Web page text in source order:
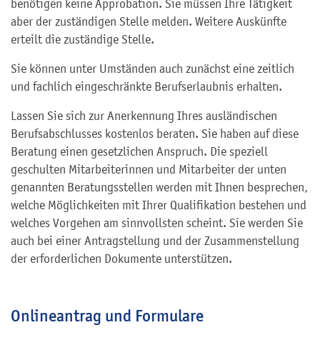
benötigen keine Approbation. Sie müssen Ihre Tätigkeit
aber der zuständigen Stelle melden. Weitere Auskünfte
erteilt die zuständige Stelle.
Sie können unter Umständen auch zunächst eine zeitlich
und fachlich eingeschränkte Berufserlaubnis erhalten.
Lassen Sie sich zur Anerkennung Ihres ausländischen
Berufsabschlusses kostenlos beraten. Sie haben auf diese
Beratung einen gesetzlichen Anspruch. Die speziell
geschulten Mitarbeiterinnen und Mitarbeiter der unten
genannten Beratungsstellen werden mit Ihnen besprechen,
welche Möglichkeiten mit Ihrer Qualifikation bestehen und
welches Vorgehen am sinnvollsten scheint. Sie werden Sie
auch bei einer Antragstellung und der Zusammenstellung
der erforderlichen Dokumente unterstützen.
Onlineantrag und Formulare